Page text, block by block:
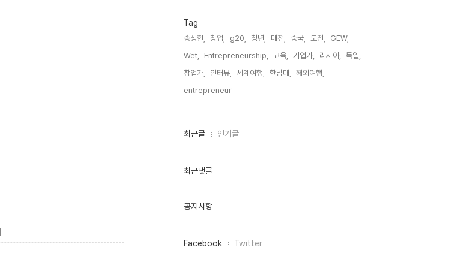
Tag
송정현, 창업, g20, 청년, 대전, 중국, 도전,
GEW,
Wet,
Entrepreneurship, 교육, 기업가, 러시아,
독일,
창업가,
인터뷰, 세계여행, 한남대,
해외여행,
entrepreneur,
최
인
최근글 인기글
최근댓글
공지사항
페
Facebook Twitter